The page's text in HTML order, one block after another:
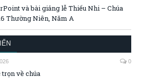
và bài giảng lễ Thiếu Nhi – Chúa
Thường Niên, Năm A
0
trọn về chúa